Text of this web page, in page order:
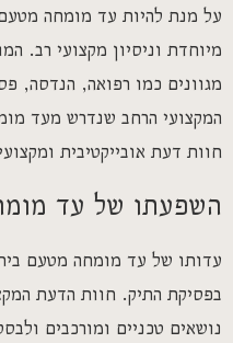
על מנת להיות עד מומחה
מיוחדת וניסיון מקצועי רב.
מגוונים כמו רפואה, הנדסה,
המקצועי הרחב שנדרש מעד
חוות דעת אובייקטיבית
השפעתו של עד
עדותו של עד מומחה מטעם
בפסיקת התיק. חוות הדעת
נושאים טכניים ומורכבים